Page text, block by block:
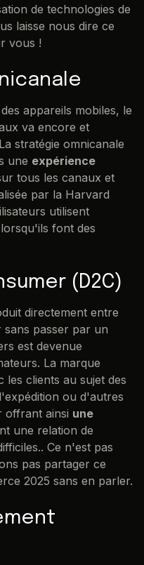
de technologies de
laisse nous dire ce
vous !
appareils mobiles, le
va encore et
stratégie omnicanale
une expérience
tous les canaux et
par la Harvard
utilisent
font des
(D2C)
directement entre
sans passer par un
est devenue
La marque
les clients au sujet des
ou d'autres
offrant ainsi une
une relation de
Ce n'est pas
pas partager ce
2025 sans en parler.